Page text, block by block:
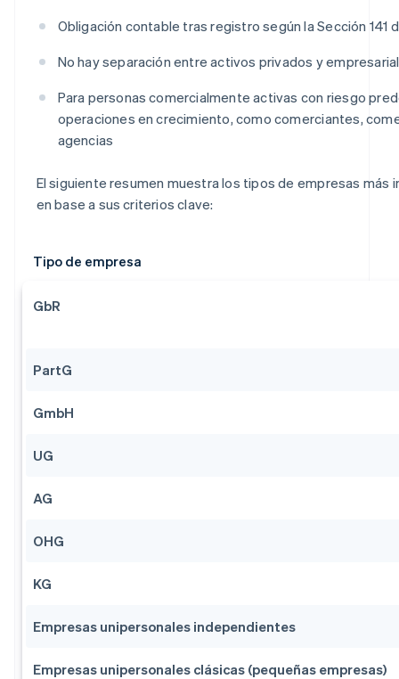
Obligación contable tras registro según la Sección 141
No hay separación entre activos privados y
Para personas comercialmente activas con riesgo
operaciones en crecimiento, como comerciantes,
agencias
El siguiente resumen muestra los tipos de empresas más
en base a sus criterios clave:
Tipo de empresa
GbR
PartG
GmbH
UG
AG
OHG
KG
Empresas unipersonales independientes
Empresas unipersonales clásicas (pequeñas empresas)